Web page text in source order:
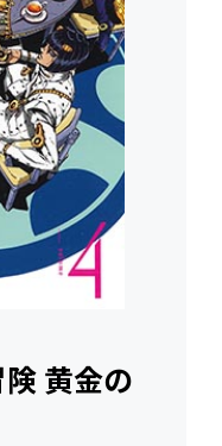
黄金の